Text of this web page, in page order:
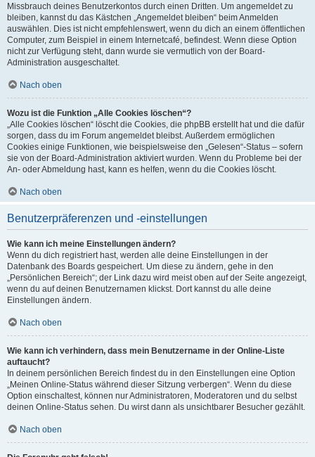
Missbrauch deines Benutzerkontos durch einen Dritten. Um angemeldet zu
bleiben, kannst du das Kästchen „Angemeldet bleiben“ beim Anmelden
auswählen. Dies ist nicht empfehlenswert, wenn du dich an einem öffentlichen
Computer, zum Beispiel in einem Internetcafé, befindest. Wenn diese Option
nicht zur Verfügung steht, dann wurde sie vermutlich von der Board-
Administration ausgeschaltet.
Nach oben
Wozu ist die Funktion „Alle Cookies löschen“?
„Alle Cookies löschen“ löscht die Cookies, die phpBB erstellt hat und die dafür
sorgen, dass du im Forum angemeldet bleibst. Außerdem ermöglichen
Cookies einige Funktionen, wie beispielsweise den „Gelesen“-Status – sofern
sie von der Board-Administration aktiviert wurden. Wenn du Probleme bei der
An- oder Abmeldung hast, kann es helfen, wenn du die Cookies löscht.
Nach oben
Benutzerpräferenzen und -einstellungen
Wie kann ich meine Einstellungen ändern?
Wenn du dich registriert hast, werden alle deine Einstellungen in der
Datenbank des Boards gespeichert. Um diese zu ändern, gehe in den
„Persönlichen Bereich“; der Link dazu wird meist oben auf der Seite angezeigt,
wenn du auf deinen Benutzernamen klickst. Dort kannst du alle deine
Einstellungen ändern.
Nach oben
Wie kann ich verhindern, dass mein Benutzername in der Online-Liste
auftaucht?
In deinem persönlichen Bereich findest du in den Einstellungen eine Option
„Meinen Online-Status während dieser Sitzung verbergen“. Wenn du diese
Option einschaltest, können nur Administratoren, Moderatoren und du selbst
deinen Online-Status sehen. Du wirst dann als unsichtbarer Besucher gezählt.
Nach oben